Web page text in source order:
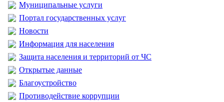
Муниципальные услуги
Портал государственных услуг
Новости
Информация для населения
Защита населения и территорий от ЧС
Открытые данные
Благоустройство
Противодействие коррупции